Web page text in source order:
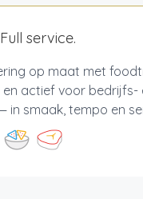
service.
op maat met
actief voor bedrijfs-
smaak, tempo en